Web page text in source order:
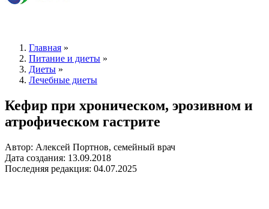
Главная »
Питание и диеты »
Диеты »
Лечебные диеты
Кефир при хроническом, эрозивном и
атрофическом гастрите
Автор: Алексей Портнов, семейный врач
Дата создания: 13.09.2018
Последняя редакция: 04.07.2025